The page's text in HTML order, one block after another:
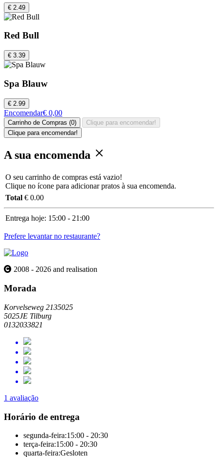
€ 2.49
Red Bull
€ 3.39
Spa Blauw
€ 2.99
Encomendar€ 0,00
Carrinho de Compras (0)
Clique para encomendar!
Clique para encomendar!
A sua encomenda
O seu carrinho de compras está vazio!
Clique no ícone para adicionar pratos à sua encomenda.
Total € 0.00
Entrega hoje: 15:00 - 21:00
Prefere levantar no restaurante?
2008 - 2026 and realisation
Morada
Korvelseweg 2135025
5025JE Tilburg
0132033821
1 avaliação
Horário de entrega
segunda-feira:15:00 - 20:30
terça-feira:15:00 - 20:30
quarta-feira:Gesloten